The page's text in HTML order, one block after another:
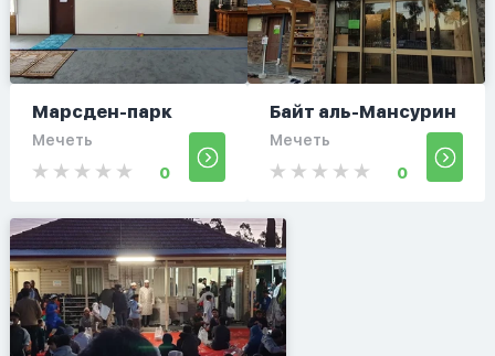
Марсден-парк
Мечеть
0
Байт аль-Мансурин
Мечеть
0